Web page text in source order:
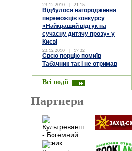
23.12.2010 | 21:15
Відбулося нагородження
переможців конкурсу
«Найкращий відгук на
сучасну дитячу прозу» у
Києві
23.12.2010 | 17:32
Свою порцію помиїв
Табачник так і не отримав
Всі події
Партнери